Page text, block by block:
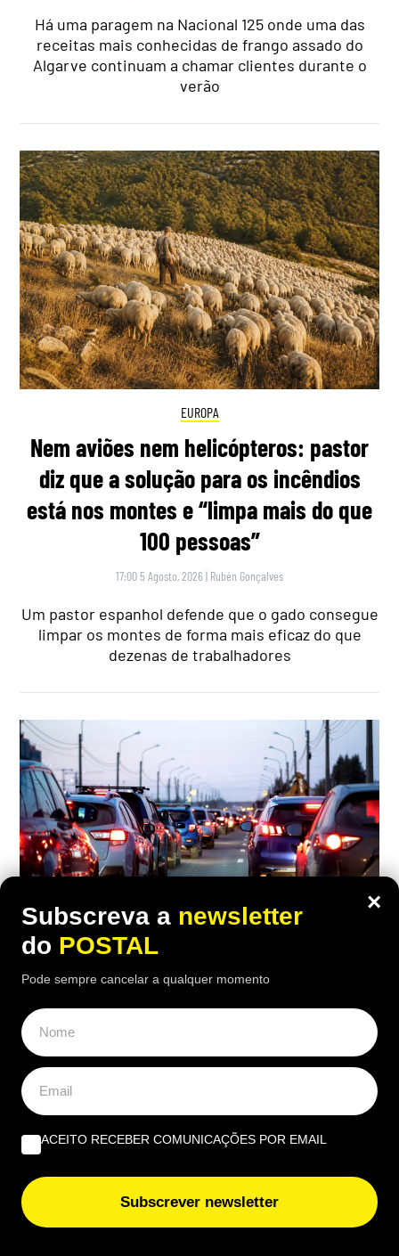
Há uma paragem na Nacional 125 onde uma das
receitas mais conhecidas de frango assado do
Algarve continuam a chamar clientes durante o
verão
EUROPA
Nem aviões nem helicópteros: pastor
diz que a solução para os incêndios
está nos montes e “limpa mais do que
100 pessoas”
17:00 5 Agosto, 2026 | Rubén Gonçalves
Um pastor espanhol defende que o gado consegue
limpar os montes de forma mais eficaz do que
dezenas de trabalhadores
AUTO,NACIONAL
Um carro para toda a vida? Mecânicos
elegem as três marcas de carros que
necessitam de menos idas à oficina
20:20 7 Agosto, 2026|João Luís
Há marcas que surpreendem os mecânicos pela
resistência e fiabilidade: descubra quais são os
carros que menos vão à oficina
×
Subscreva a newsletter
do POSTAL
Pode sempre cancelar a qualquer momento
ACEITO RECEBER COMUNICAÇÕES POR EMAIL
Subscrever newsletter